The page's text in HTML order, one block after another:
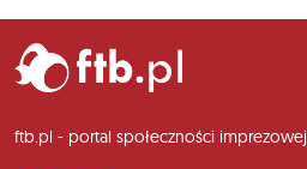
ftb.pl - portal społeczności imprezowej